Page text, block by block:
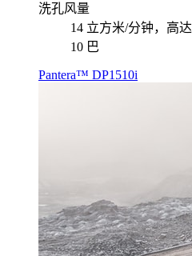
洗孔风量
14 立方米/分钟，高达
10 巴
Pantera™ DP1510i